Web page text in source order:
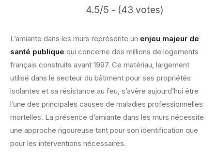
4.5/5 - (43 votes)
L’amiante dans les murs représente un enjeu majeur de
santé publique qui concerne des millions de logements
français construits avant 1997. Ce matériau, largement
utilisé dans le secteur du bâtiment pour ses propriétés
isolantes et sa résistance au feu, s’avère aujourd’hui être
l’une des principales causes de maladies professionnelles
mortelles. La présence d’amiante dans les murs nécessite
une approche rigoureuse tant pour son identification que
pour les interventions nécessaires.